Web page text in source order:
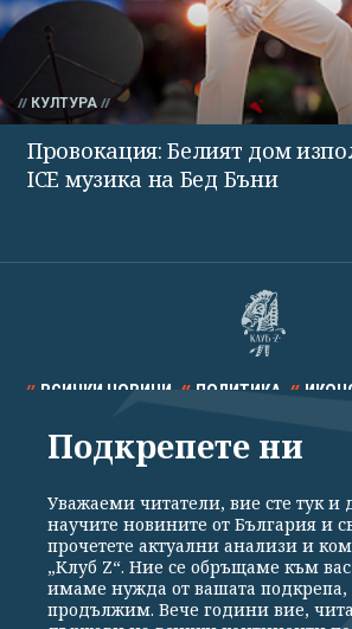
КУЛТУРА
Провокация: Белият дом
ICE музика на Бед Бъни
ВСИЧКИ НОВИНИ ПОЛИТИКА
СПОРТ КУЛТУРА ТЕХНОЛОГИИ
Подкрепете ни
Уважаеми читатели, вие сте тук и
научите новините от България и
прочетете актуални анализи и
„Клуб Z“. Ние се обръщаме към
имаме нужда от вашата подкрепа,
продължим. Вече години вие,